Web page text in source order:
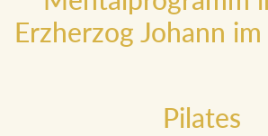
Erzherzog Johann
Pilates